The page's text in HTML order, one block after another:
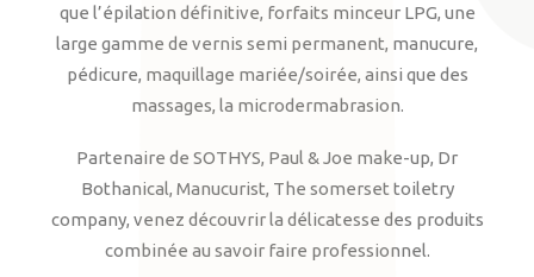
que l’épilation définitive, forfaits minceur LPG, une
large gamme de vernis semi permanent, manucure,
pédicure, maquillage mariée/soirée, ainsi que des
massages, la microdermabrasion.
Partenaire de SOTHYS, Paul & Joe make-up, Dr
Bothanical, Manucurist, The somerset toiletry
company, venez découvrir la délicatesse des produits
combinée au savoir faire professionnel.